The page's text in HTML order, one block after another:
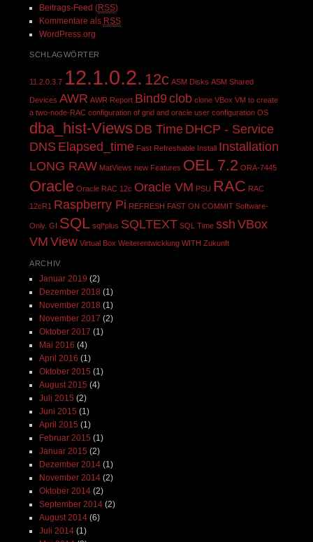
Beitrags-Feed (RSS)
Kommentare als RSS
WordPress.org
SCHLAGWÖRTER
11.2.0.3.7 12.1.0.2. 12c ASM Disks ASM Shared
Devices AWR AWR Report Bind9clob clone VBox VM to create
a two-node-RAC configuration of grid and oracle user configuration OS
dba_hist-Views DB Time DHCP - Service
DNS Elapsed_time Fast Refreshable Install Installation
LONG RAW MatViews new Features OEL 7.2 ORA-7445
Oracle Oracle RAC 12c Oracle VM PSU RAC RAC
12cR1 Raspberry Pi REFRESH FAST ON COMMIT Software-
Only. GI SQL sql*plus SQLTEXT SQL Time ssh VBox
VM View Virtual Box Weiterentwicklung WITH Zukunft
ARCHIV
Januar 2019 (2)
Dezember 2018 (1)
November 2018 (1)
November 2017 (2)
Oktober 2017 (1)
Mai 2016 (4)
April 2016 (1)
Oktober 2015 (1)
August 2015 (4)
Juli 2015 (2)
Juni 2015 (1)
April 2015 (1)
Februar 2015 (1)
Januar 2015 (2)
Dezember 2014(1)
November 2014(2)
Oktober 2014(2)
September 2014(2)
August 2014(6)
Juli 2014(1)